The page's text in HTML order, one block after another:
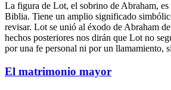
La figura de Lot, el sobrino de Abraham, es
Biblia. Tiene un amplio significado
revisar. Lot se unió al éxodo de Abraham
hechos posteriores nos dirán que Lot no
por una fe personal ni por un
El matrimonio mayor